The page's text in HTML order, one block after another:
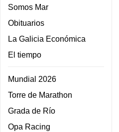
Somos Mar
Obituarios
La Galicia Económica
El tiempo
Mundial 2026
Torre de Marathon
Grada de Río
Opa Racing